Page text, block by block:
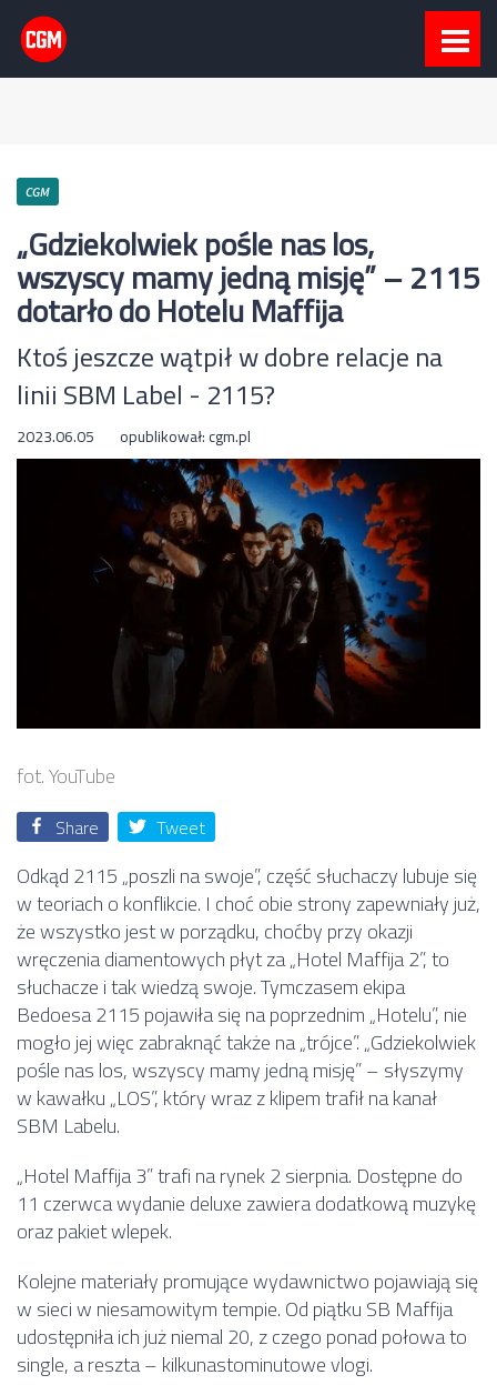
CGM
„Gdziekolwiek pośle nas los,
wszyscy mamy jedną misję” – 2115
dotarło do Hotelu Maffija
Ktoś jeszcze wątpił w dobre relacje na
linii SBM Label - 2115?
2023.06.05 opublikował:cgm.pl
fot. YouTube
Share Tweet
Odkąd 2115 „poszli na swoje”, część słuchaczy lubuje się
w teoriach o konflikcie. I choć obie strony zapewniały już,
że wszystko jest w porządku, choćby przy okazji
wręczenia diamentowych płyt za „Hotel Maffija 2”, to
słuchacze i tak wiedzą swoje. Tymczasem ekipa
Bedoesa 2115 pojawiła się na poprzednim „Hotelu”, nie
mogło jej więc zabraknąć także na „trójce”. „Gdziekolwiek
pośle nas los, wszyscy mamy jedną misję” – słyszymy
w kawałku „LOS”, który wraz z klipem trafił na kanał
SBM Labelu.
„Hotel Maffija 3” trafi na rynek 2 sierpnia. Dostępne do
11 czerwca wydanie deluxe zawiera dodatkową muzykę
oraz pakiet wlepek.
Kolejne materiały promujące wydawnictwo pojawiają się
w sieci w niesamowitym tempie. Od piątku SB Maffija
udostępniła ich już niemal 20, z czego ponad połowa to
single, a reszta – kilkunastominutowe vlogi.